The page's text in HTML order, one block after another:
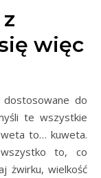
więc
do
te wszystkie
to… kuweta.
to, co
żwirku, wielkość